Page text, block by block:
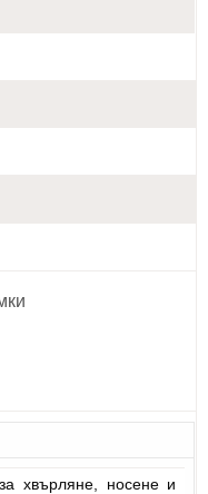
хвърляне, носене и